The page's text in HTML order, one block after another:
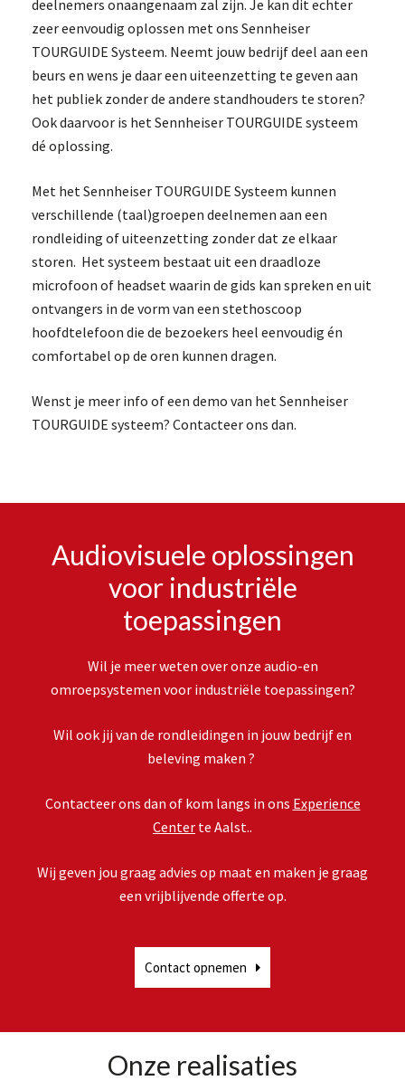
deelnemers onaangenaam zal zijn. Je kan dit echter
zeer eenvoudig oplossen met ons Sennheiser
TOURGUIDE Systeem. Neemt jouw bedrijf deel aan een
beurs en wens je daar een uiteenzetting te geven aan
het publiek zonder de andere standhouders te storen?
Ook daarvoor is het Sennheiser TOURGUIDE systeem
dé oplossing.
Met het Sennheiser TOURGUIDE Systeem kunnen
verschillende (taal)groepen deelnemen aan een
rondleiding of uiteenzetting zonder dat ze elkaar
storen. Het systeem bestaat uit een draadloze
microfoon of headset waarin de gids kan spreken en uit
ontvangers in de vorm van een stethoscoop
hoofdtelefoon die de bezoekers heel eenvoudig én
comfortabel op de oren kunnen dragen.
Wenst je meer info of een demo van het Sennheiser
TOURGUIDE systeem? Contacteer ons dan.
Audiovisuele oplossingen
voor industriële
toepassingen
Wil je meer weten over onze audio-en
omroepsystemen voor industriële toepassingen?
Wil ook jij van de rondleidingen in jouw bedrijf en
beleving maken ?
Contacteer ons dan of kom langs in ons Experience
Center te Aalst..
Wij geven jou graag advies op maat en maken je graag
een vrijblijvende offerte op.
Contact opnemen
Onze realisaties